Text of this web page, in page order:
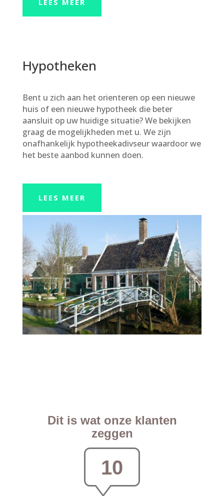
Hypotheken
Bent u zich aan het orienteren op een nieuwe
huis of een nieuwe hypotheek die beter
aansluit op uw huidige situatie? We bekijken
graag de mogelijkheden met u. We zijn
onafhankelijk hypotheekadivseur waardoor we
het beste aanbod kunnen doen.
LEES MEER